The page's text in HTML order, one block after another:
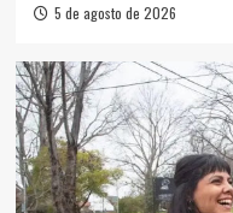
5 de agosto de 2026